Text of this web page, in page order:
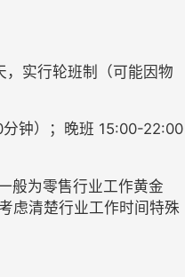
，实行轮班制（可能因物
钟）；晚班 15:00-22:00
般为零售行业工作黄金
虑清楚行业工作时间特殊